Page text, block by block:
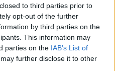
to third parties prior to
opt-out of the further
by third parties on the
This information may
parties on the IAB’s List of
further disclose it to other